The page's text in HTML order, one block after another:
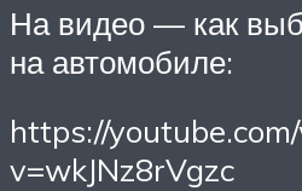
На видео — как
на автомобиле:
https://
v=wkJNz8rVgzc